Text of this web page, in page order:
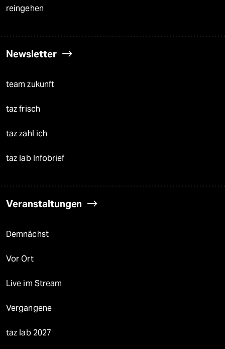
reingehen
Newsletter
team zukunft
taz frisch
taz zahl ich
taz lab Infobrief
Veranstaltungen
Demnächst
Vor Ort
Live im Stream
Vergangene
taz lab 2027